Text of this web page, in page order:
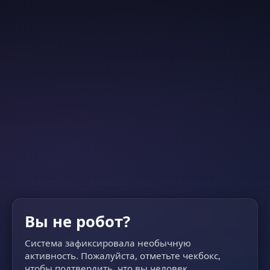
Вы не робот?
Система зафиксировала необычную
активность. Пожалуйста, отметьте чекбокс,